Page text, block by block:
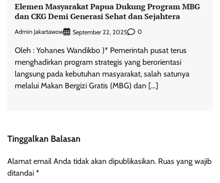
Elemen Masyarakat Papua Dukung Program MBG
dan CKG Demi Generasi Sehat dan Sejahtera
Admin Jakartawow September 22, 2025 0
Oleh : Yohanes Wandikbo )* Pemerintah pusat terus
menghadirkan program strategis yang berorientasi
langsung pada kebutuhan masyarakat, salah satunya
melalui Makan Bergizi Gratis (MBG) dan […]
Tinggalkan Balasan
Alamat email Anda tidak akan dipublikasikan. Ruas yang wajib
ditandai *